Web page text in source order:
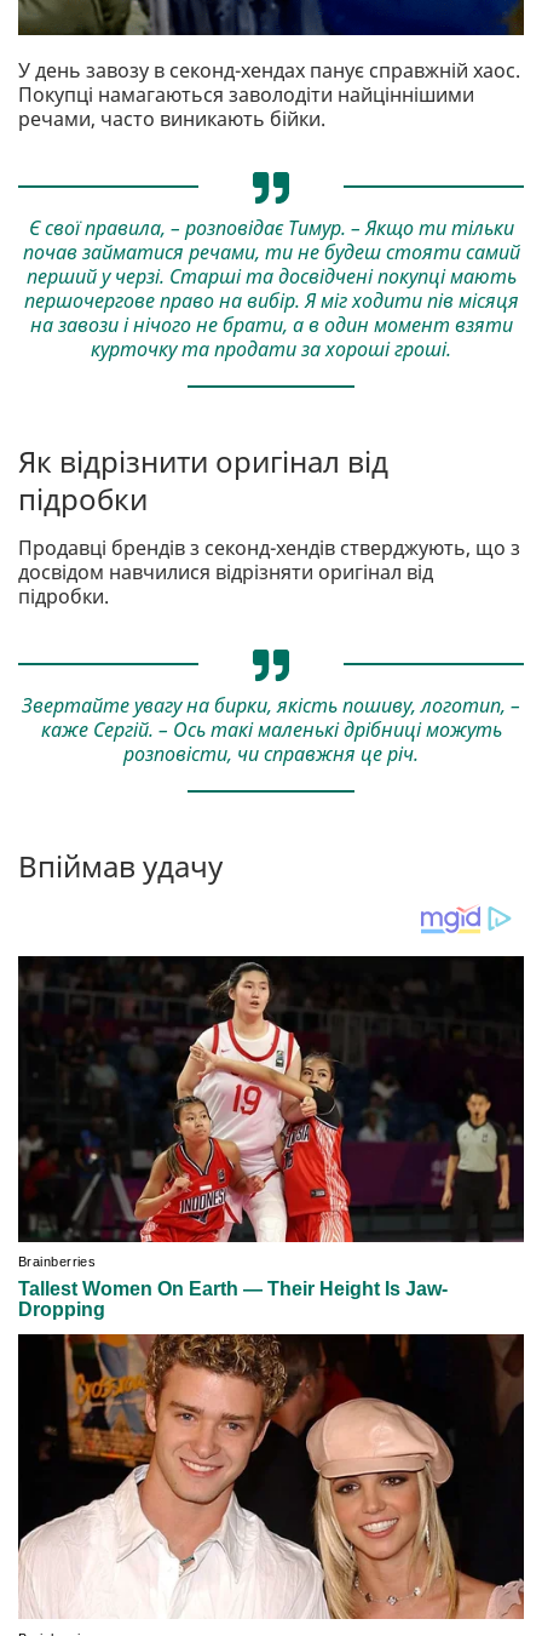
У день завозу в секонд-хендах панує справжній хаос.
Покупці намагаються заволодіти найціннішими
речами, часто виникають бійки.
Є свої правила, – розповідає Тимур. – Якщо ти тільки
почав займатися речами, ти не будеш стояти самий
перший у черзі. Старші та досвідчені покупці мають
першочергове право на вибір. Я міг ходити пів місяця
на завози і нічого не брати, а в один момент взяти
курточку та продати за хороші гроші.
Як відрізнити оригінал від
підробки
Продавці брендів з секонд-хендів стверджують, що з
досвідом навчилися відрізняти оригінал від
підробки.
Звертайте увагу на бирки, якість пошиву, логотип, –
каже Сергій. – Ось такі маленькі дрібниці можуть
розповісти, чи справжня це річ.
Впіймав удачу